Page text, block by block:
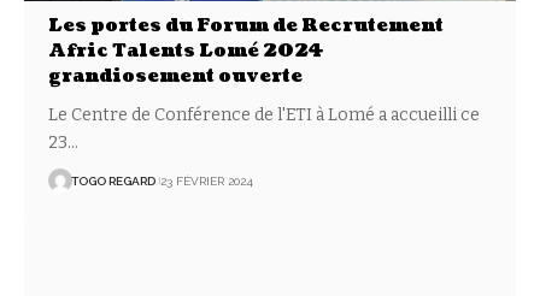
Les portes du Forum de Recrutement
Afric Talents Lomé 2024
grandiosement ouverte
Le Centre de Conférence de l'ETI à Lomé a accueilli ce
23…
TOGO REGARD 23 FÉVRIER 2024